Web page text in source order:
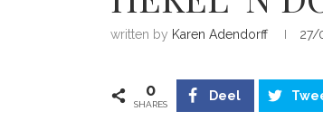
written by Karen Adendorff 27/
0
SHARES
Deel